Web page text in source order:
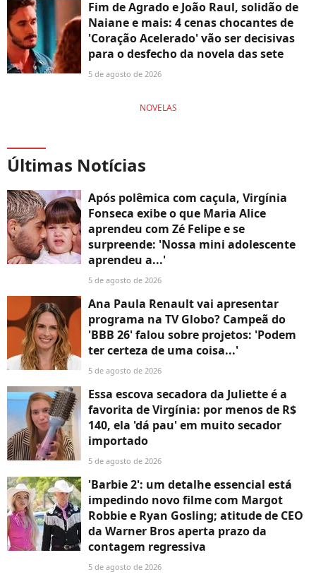
Fim de Agrado e João Raul, solidão de
Naiane e mais: 4 cenas chocantes de
'Coração Acelerado' vão ser decisivas
para o desfecho da novela das sete
5 de agosto de 2026
NOVELAS
Últimas Notícias
Após polêmica com caçula, Virgínia
Fonseca exibe o que Maria Alice
aprendeu com Zé Felipe e se
surpreende: 'Nossa mini adolescente
aprendeu a...'
5 de agosto de 2026
Ana Paula Renault vai apresentar
programa na TV Globo? Campeã do
'BBB 26' falou sobre projetos: 'Podem
ter certeza de uma coisa...'
5 de agosto de 2026
Essa escova secadora da Juliette é a
favorita de Virgínia: por menos de R$
140, ela 'dá pau' em muito secador
importado
5 de agosto de 2026
'Barbie 2': um detalhe essencial está
impedindo novo filme com Margot
Robbie e Ryan Gosling; atitude de CEO
da Warner Bros aperta prazo da
contagem regressiva
5 de agosto de 2026